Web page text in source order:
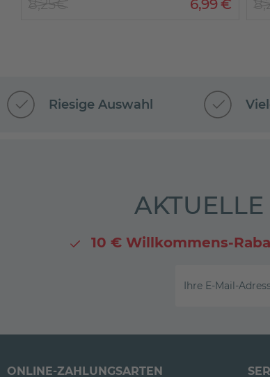
6,99€
8,25€
Riesige Auswahl
10 € Willkommens-
Ihre E-Mail-
ONLINE-ZAHLUNGSARTEN